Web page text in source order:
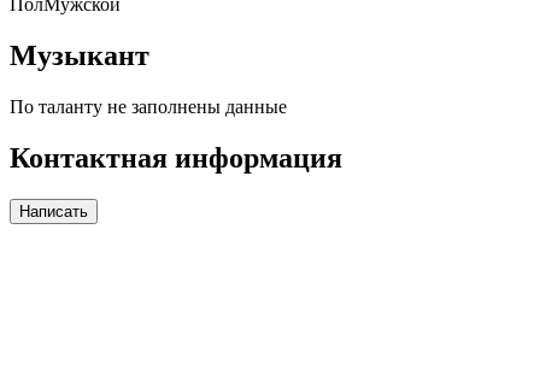
ПолМужской
Музыкант
По таланту не заполнены данные
Контактная информация
Написать